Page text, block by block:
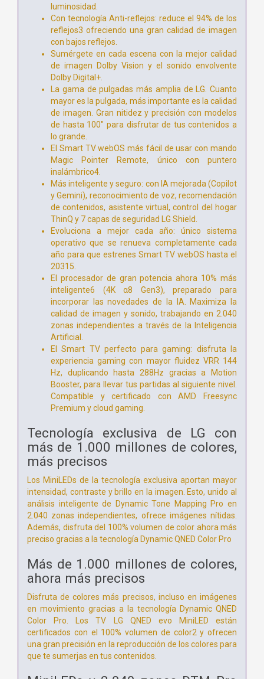
luminosidad.
Con tecnología Anti-reflejos: reduce el 94% de los
reflejos3 ofreciendo una gran calidad de imagen
con bajos reflejos.
Sumérgete en cada escena con la mejor calidad
de imagen Dolby Vision y el sonido envolvente
Dolby Digital+.
La gama de pulgadas más amplia de LG. Cuanto
mayor es la pulgada, más importante es la calidad
de imagen. Gran nitidez y precisión con modelos
de hasta 100" para disfrutar de tus contenidos a
lo grande.
El Smart TV webOS más fácil de usar con mando
Magic Pointer Remote, único con puntero
inalámbrico4.
Más inteligente y seguro: con IA mejorada (Copilot
y Gemini), reconocimiento de voz, recomendación
de contenidos, asistente virtual, control del hogar
ThinQ y 7 capas de seguridad LG Shield.
Evoluciona a mejor cada año: único sistema
operativo que se renueva completamente cada
año para que estrenes Smart TV webOS hasta el
20315.
El procesador de gran potencia ahora 10% más
inteligente6 (4K α8 Gen3), preparado para
incorporar las novedades de la IA. Maximiza la
calidad de imagen y sonido, trabajando en 2.040
zonas independientes a través de la Inteligencia
Artificial.
El Smart TV perfecto para gaming: disfruta la
experiencia gaming con mayor fluidez VRR 144
Hz, duplicando hasta 288Hz gracias a Motion
Booster, para llevar tus partidas al siguiente nivel.
Compatible y certificado con AMD Freesync
Premium y cloud gaming.
Tecnología exclusiva de LG con
más de 1.000 millones de colores,
más precisos
Los MiniLEDs de la tecnología exclusiva aportan mayor
intensidad, contraste y brillo en la imagen. Esto, unido al
análisis inteligente de Dynamic Tone Mapping Pro en
2.040 zonas independientes, ofrece imágenes nítidas.
Además, disfruta del 100% volumen de color ahora más
preciso gracias a la tecnología Dynamic QNED Color Pro
Más de 1.000 millones de colores,
ahora más precisos
Disfruta de colores más precisos, incluso en imágenes
en movimiento gracias a la tecnología Dynamic QNED
Color Pro. Los TV LG QNED evo MiniLED están
certificados con el 100% volumen de color2 y ofrecen
una gran precisión en la reproducción de los colores para
que te sumerjas en tus contenidos.